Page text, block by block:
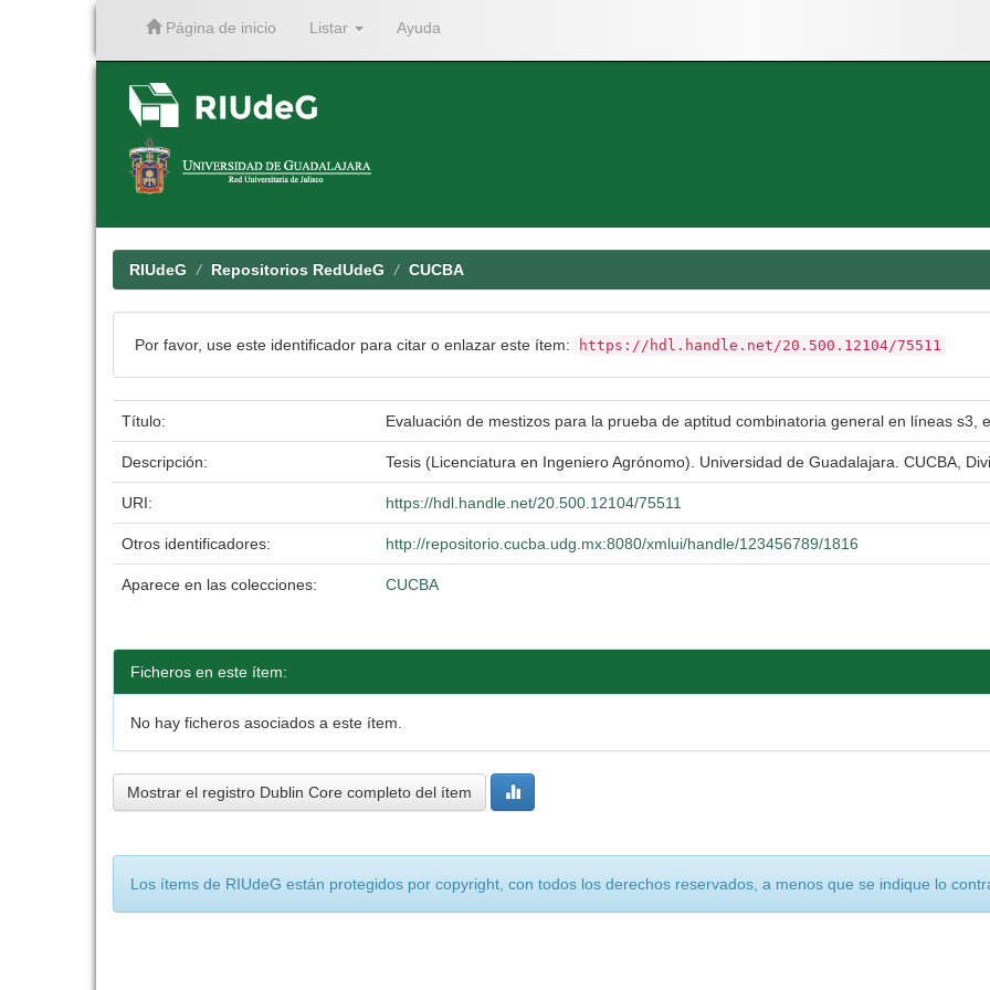
Página de inicio Listar Ayuda
RIUdeG Repositorios RedUdeG CUCBA
Por favor, use este identificador para citar o enlazar este ítem: https://hdl.handle.net/20.500.12104/75511
Título: Evaluación de mestizos para la prueba de aptitud combinatoria general en líneas s3,
Descripción: Tesis (Licenciatura en Ingeniero Agrónomo). Universidad de Guadalajara. CUCBA,
URI: https://hdl.handle.net/20.500.12104/75511
Otros identificadores: http://repositorio.cucba.udg.mx:8080/xmlui/handle/123456789/1816
Aparece en las colecciones: CUCBA
Ficheros en este ítem:
No hay ficheros asociados a este ítem.
Mostrar el registro Dublin Core completo del ítem
Los ítems de RIUdeG están protegidos por copyright, con todos los derechos reservados, a menos que se indique lo